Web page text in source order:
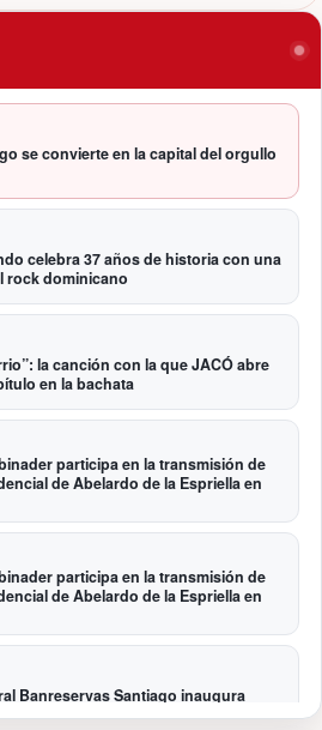
se convierte en la capital del orgullo
celebra 37 años de historia con una
rock dominicano
la canción con la que JACÓ abre
en la bachata
participa en la transmisión de
de Abelardo de la Espriella en
participa en la transmisión de
de Abelardo de la Espriella en
Banreservas Santiago inaugura
de Artesanos de Santiago